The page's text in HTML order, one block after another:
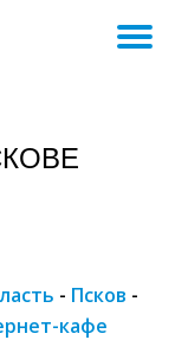
- Псков -
кафе